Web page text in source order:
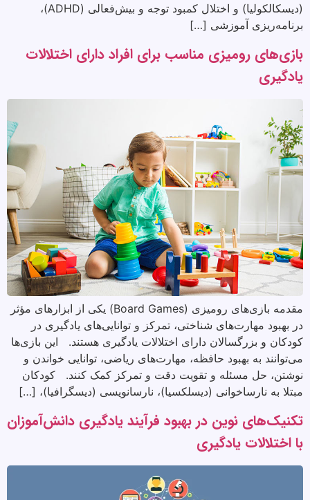
(دیسکالکولیا) و اختلال کمبود توجه و بیش‌فعالی (ADHD)،
برنامه‌ریزی آموزشی […]
بازی‌های رومیزی مناسب برای افراد دارای اختلالات
یادگیری
مقدمه بازی‌های رومیزی (Board Games) یکی از ابزارهای مؤثر
در بهبود مهارت‌های شناختی، تمرکز و توانایی‌های یادگیری در
کودکان و بزرگسالان دارای اختلالات یادگیری هستند. این بازی‌ها
می‌توانند به بهبود حافظه، مهارت‌های ریاضی، توانایی خواندن و
نوشتن، حل مسئله و تقویت دقت و تمرکز کمک کنند. کودکان
مبتلا به نارساخوانی (دیسلکسیا)، نارسانویسی (دیسگرافیا)، […]
تکنیک‌های نوین در بهبود فرآیند یادگیری دانش‌آموزان
با اختلالات یادگیری